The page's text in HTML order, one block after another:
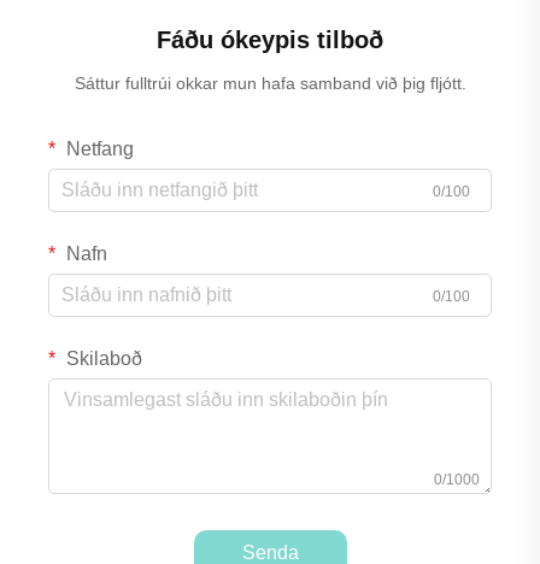
Fáðu ókeypis tilboð
Sáttur fulltrúi okkar mun hafa samband við þig fljótt.
Netfang
0/100
Nafn
0/100
Skilaboð
0/1000
Senda